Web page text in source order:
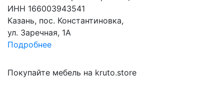
ИНН 166003943541
Казань, пос. Константиновка,
ул. Заречная, 1А
Подробнее
Покупайте мебель на kruto.store